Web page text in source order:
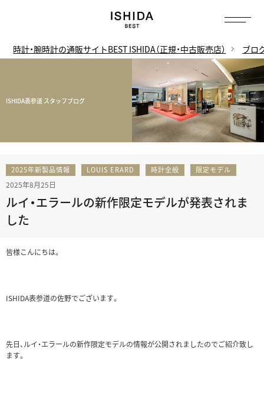
時計・腕時計の通販サイトBEST ISHIDA（正規・中古販売店） ブロ
ISHIDA表参道 スタッフブログ
2025年新製品情報 LOUIS ERARD 時計全般 限定モデル
2025年8月25日
ルイ・エラールの新作限定モデルが発表されま
した
皆様こんにちは。
ISHIDA表参道の佐野でございます。
先日、ルイ・エラールの新作限定モデルの情報が公開されましたのでご紹介致し
ます。